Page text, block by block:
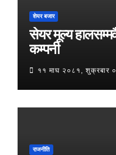
शेयर बजार
सेयर मूल्य
कम्पनी
११ माघ २०८१, शुक्रबार
राजनीति